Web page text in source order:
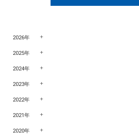
2026年
2025年
2024年
2023年
2022年
2021年
2020年